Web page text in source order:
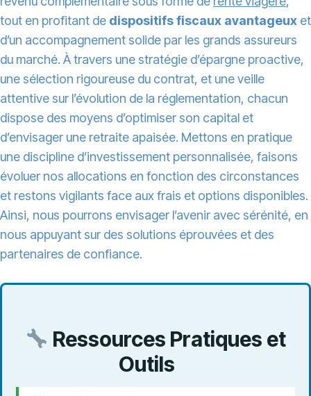
tout en profitant de dispositifs fiscaux avantageux et
d’un accompagnement solide par les grands assureurs
du marché. À travers une stratégie d’épargne proactive,
une sélection rigoureuse du contrat, et une veille
attentive sur l’évolution de la réglementation, chacun
dispose des moyens d’optimiser son capital et
d’envisager une retraite apaisée. Mettons en pratique
une discipline d’investissement personnalisée, faisons
évoluer nos allocations en fonction des circonstances
et restons vigilants face aux frais et options disponibles.
Ainsi, nous pourrons envisager l’avenir avec sérénité, en
nous appuyant sur des solutions éprouvées et des
partenaires de confiance.
Ressources Pratiques et
Outils